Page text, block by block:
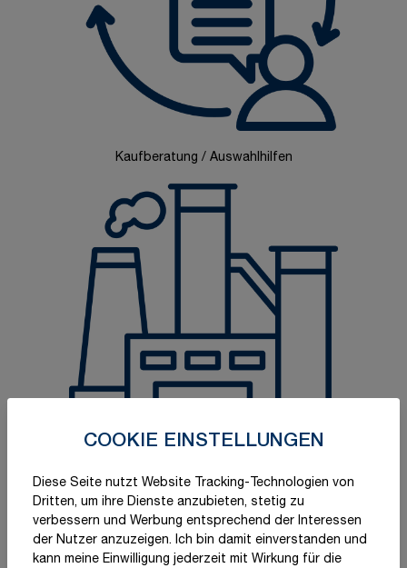
COOKIE EINSTELLUNGEN
Diese Seite nutzt Website Tracking-Technologien von
Dritten, um ihre Dienste anzubieten, stetig zu
verbessern und Werbung entsprechend der Interessen
der Nutzer anzuzeigen. Ich bin damit einverstanden und
kann meine Einwilligung jederzeit mit Wirkung für die
Kaufberatung / Auswahlhilfen
Branchenlösungen